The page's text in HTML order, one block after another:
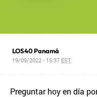
LOS40 Panamá
19/09/2022 - 15:37 EST
Preguntar hoy en día